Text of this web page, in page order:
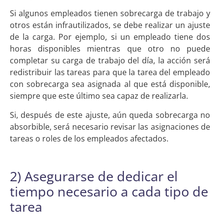
Si algunos empleados tienen sobrecarga de trabajo y
otros están infrautilizados, se debe realizar un ajuste
de la carga. Por ejemplo, si un empleado tiene dos
horas disponibles mientras que otro no puede
completar su carga de trabajo del día, la acción será
redistribuir las tareas para que la tarea del empleado
con sobrecarga sea asignada al que está disponible,
siempre que este último sea capaz de realizarla.
Si, después de este ajuste, aún queda sobrecarga no
absorbible, será necesario revisar las asignaciones de
tareas o roles de los empleados afectados.
2) Asegurarse de dedicar el
tiempo necesario a cada tipo de
tarea